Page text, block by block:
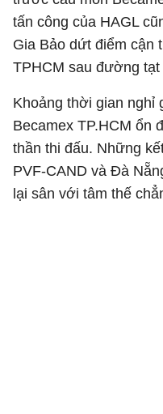
tấn công của HAGL
Gia Bảo dứt điểm cận
TPHCM sau đường
Khoảng thời gian nghỉ
Becamex TP.HCM ổn
thần thi đấu. Những
PVF-CAND và Đà
lại sân với tâm thế